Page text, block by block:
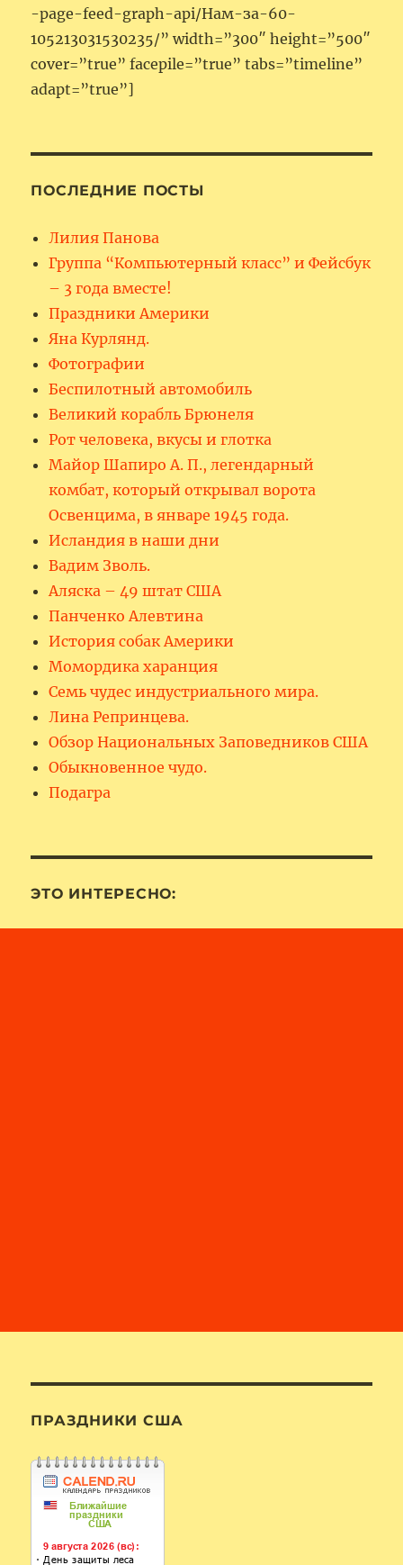
-page-feed-graph-api/Нам-за-60-
105213031530235/” width=”300″ height=”500″
cover=”true” facepile=”true” tabs=”timeline”
adapt=”true”]
ПОСЛЕДНИЕ ПОСТЫ
Лилия Панова
Группа “Компьютерный класс” и Фейсбук
– 3 года вместе!
Праздники Америки
Яна Курлянд.
Фотографии
Беспилотный автомобиль
Великий корабль Брюнеля
Рот человека, вкусы и глотка
Майор Шапиро А. П., легендарный
комбат, который открывал ворота
Освенцима, в январе 1945 года.
Исландия в наши дни
Вадим Зволь.
Аляска – 49 штат США
Панченко Алевтина
История собак Америки
Момордика харанция
Семь чудес индустриального мира.
Лина Репринцева.
Обзор Национальных Заповедников США
Обыкновенное чудо.
Подагра
ЭТО ИНТЕРЕСНО:
ПРАЗДНИКИ США